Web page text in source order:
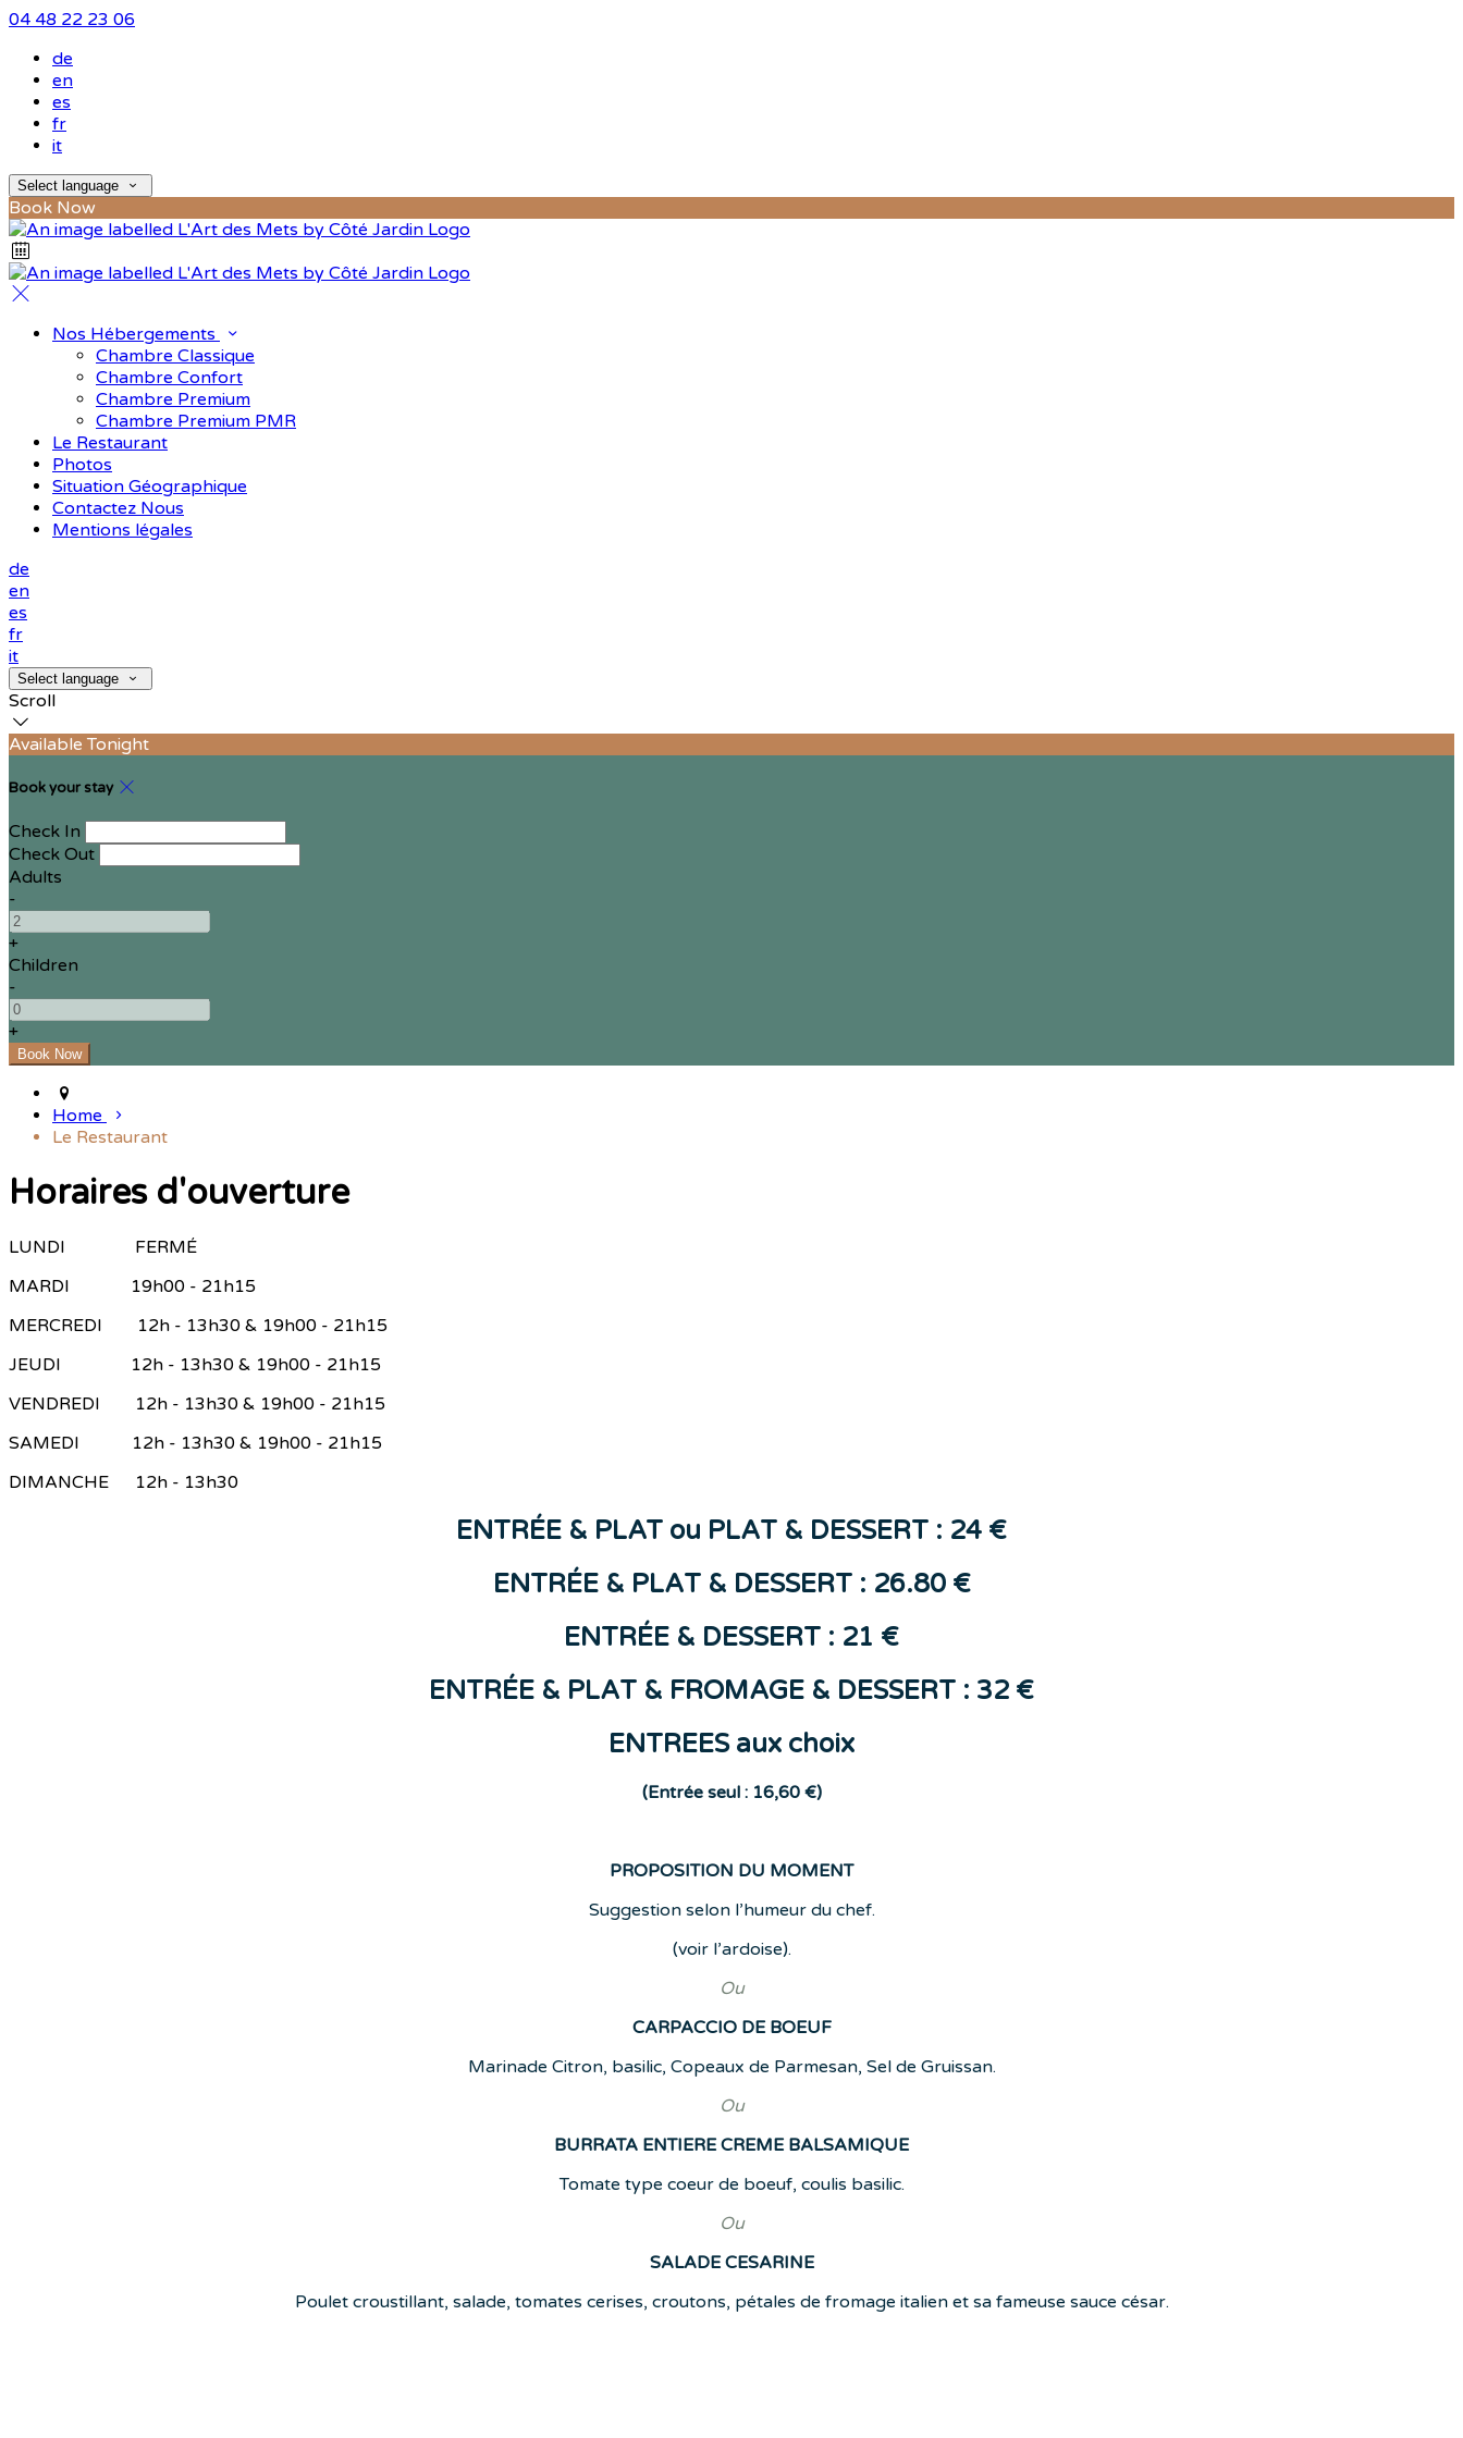
04 48 22 23 06
de
en
es
fr
it
Select language
Book Now
Nos Hébergements
Chambre Classique
Chambre Confort
Chambre Premium
Chambre Premium PMR
Le Restaurant
Photos
Situation Géographique
Contactez Nous
Mentions légales
de
en
es
fr
it
Select language
Scroll
Available Tonight
Book your stay
Check In
Check Out
Adults
-
+
Children
-
+
Home
Le Restaurant
Horaires d'ouverture
LUNDI FERMÉ
MARDI 19h00 - 21h15
MERCREDI 12h - 13h30 & 19h00 - 21h15
JEUDI 12h - 13h30 & 19h00 - 21h15
VENDREDI 12h - 13h30 & 19h00 - 21h15
SAMEDI 12h - 13h30 & 19h00 - 21h15
DIMANCHE 12h - 13h30
ENTRÉE & PLAT ou PLAT & DESSERT : 24 €
ENTRÉE & PLAT & DESSERT : 26.80 €
ENTRÉE & DESSERT : 21 €
ENTRÉE & PLAT & FROMAGE & DESSERT : 32 €
ENTREES aux choix
(Entrée seul : 16,60 €)
PROPOSITION DU MOMENT
Suggestion selon l’humeur du chef.
(voir l’ardoise).
Ou
CARPACCIO DE BOEUF
Marinade Citron, basilic, Copeaux de Parmesan, Sel de Gruissan.
Ou
BURRATA ENTIERE CREME BALSAMIQUE
Tomate type coeur de boeuf, coulis basilic.
Ou
SALADE CESARINE
Poulet croustillant, salade, tomates cerises, croutons, pétales de fromage italien et sa fameuse sauce césar.